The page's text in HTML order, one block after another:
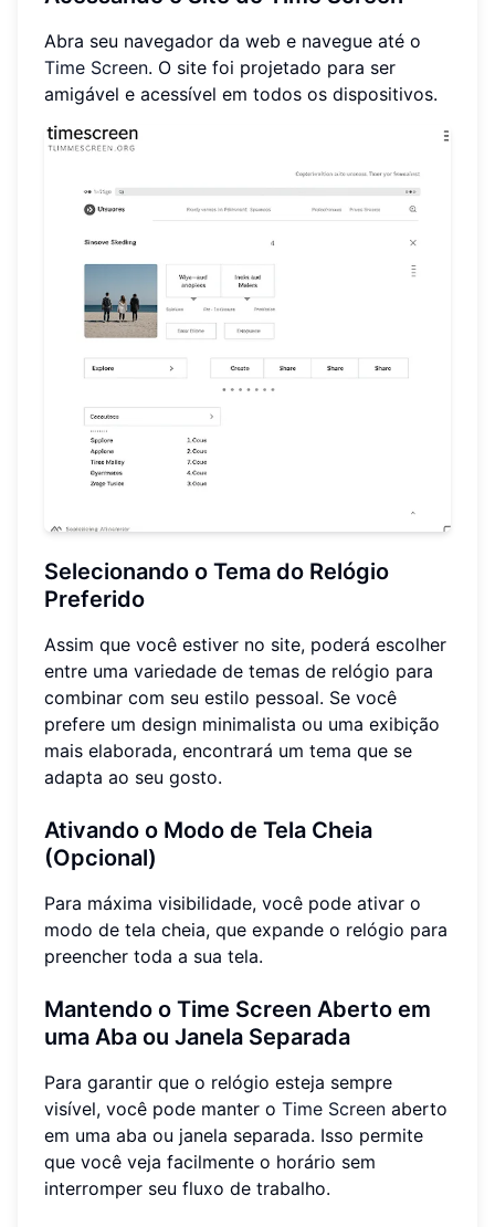
Abra seu navegador da web e navegue até o
Time Screen. O site foi projetado para ser
amigável e acessível em todos os dispositivos.
Selecionando o Tema do Relógio
Preferido
Assim que você estiver no site, poderá escolher
entre uma variedade de temas de relógio para
combinar com seu estilo pessoal. Se você
prefere um design minimalista ou uma exibição
mais elaborada, encontrará um tema que se
adapta ao seu gosto.
Ativando o Modo de Tela Cheia
(Opcional)
Para máxima visibilidade, você pode ativar o
modo de tela cheia, que expande o relógio para
preencher toda a sua tela.
Mantendo o Time Screen Aberto em
uma Aba ou Janela Separada
Para garantir que o relógio esteja sempre
visível, você pode manter o Time Screen aberto
em uma aba ou janela separada. Isso permite
que você veja facilmente o horário sem
interromper seu fluxo de trabalho.